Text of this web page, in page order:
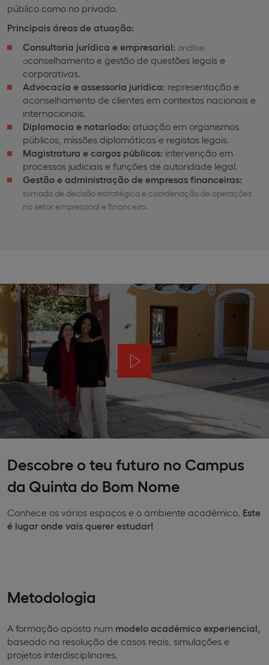
público como no privado.
Principais áreas de atuação:
Consultoria jurídica e empresarial: análise,
aconselhamento e gestão de questões legais e
corporativas.
Advocacia e assessoria jurídica: representação e
aconselhamento de clientes em contextos nacionais e
internacionais.
Diplomacia e notariado: atuação em organismos
públicos, missões diplomáticas e registos legais.
Magistratura e cargos públicos: intervenção em
processos judiciais e funções de autoridade legal.
Gestão e administração de empresas financeiras:
tomada de decisão estratégica e coordenação de operações
no setor empresarial e financeiro.
Descobre o teu futuro no Campus
da Quinta do Bom Nome
Conhece os vários espaços e o ambiente académico. Este
é lugar onde vais querer estudar!
Metodologia
A formação aposta num modelo académico experiencial,
baseado na resolução de casos reais, simulações e
projetos interdisciplinares.